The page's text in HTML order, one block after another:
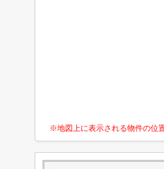
※地図上に表示される物件の位